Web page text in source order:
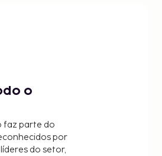
o
faz parte do
por
do setor,